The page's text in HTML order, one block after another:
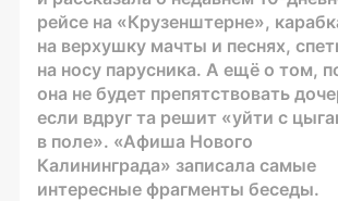
рейсе на «Крузенштерне»,
на верхушку мачты и песнях,
на носу парусника. А ещё о том,
она не будет препятствовать
если вдруг та решит «уйти с
в поле». «Афиша Нового
Калининграда» записала самые
интересные фрагменты беседы.